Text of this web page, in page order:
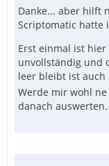
Danke... aber hilft
Scriptomatic hatte
Erst einmal ist hier
unvollständig und
leer bleibt ist auch
Werde mir wohl
danach